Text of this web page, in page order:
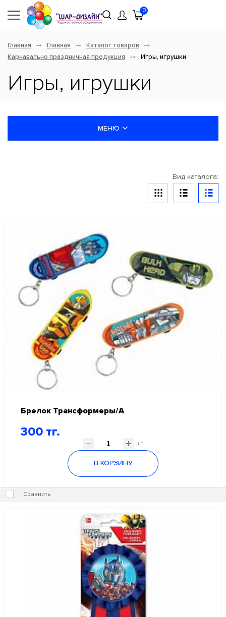
0
Главная Главная
Каталог товаров
Карнавально праздничная продукция
Игры, игрушки
Игры, игрушки
МЕНЮ
ГЕЛИЙ, ОБОРУДОВАНИЕ, АКСЕССУАРЫ
НОВЫЙ ГОД!
КАРНАВАЛЬНО ПРАЗДНИЧНАЯ ПРОДУКЦИЯ
Гирлянды и декорации
Игры, игрушки
Карнавальные аксессуары
Праздничная полиграфия
Сервировка стола
Вид каталога:
Брелок Трансформеры/A
300 тг.
шт
В КОРЗИНУ
Сравнить